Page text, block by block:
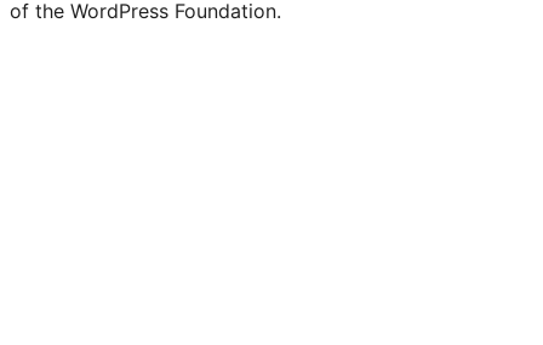
of the WordPress Foundation.